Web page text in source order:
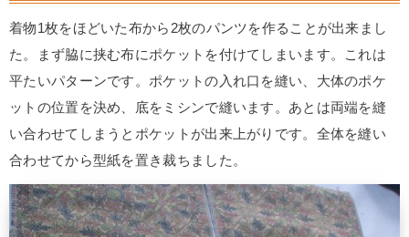
着物1枚をほどいた布から2枚のパンツを作ることが出来まし
た。まず脇に挟む布にポケットを付けてしまいます。これは
平たいパターンです。ポケットの入れ口を縫い、大体のポケ
ットの位置を決め、底をミシンで縫います。あとは両端を縫
い合わせてしまうとポケットが出来上がりです。全体を縫い
合わせてから型紙を置き裁ちました。